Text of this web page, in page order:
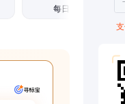
每日仅1.08元